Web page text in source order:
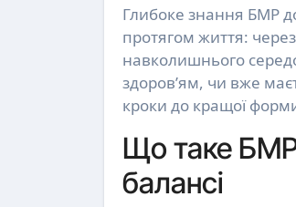
Глибоке знання БМР
протягом життя:
навколишнього
здоров’ям, чи вже
кроки до кращої
Що таке БМР
балансі